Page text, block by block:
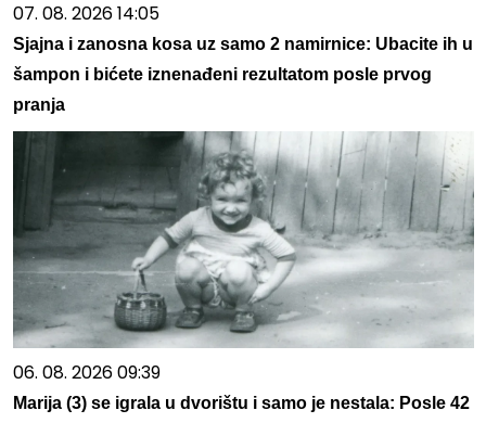
07. 08. 2026 14:05
Sjajna i zanosna kosa uz samo 2 namirnice: Ubacite ih u
šampon i bićete iznenađeni rezultatom posle prvog
pranja
06. 08. 2026 09:39
Marija (3) se igrala u dvorištu i samo je nestala: Posle 42